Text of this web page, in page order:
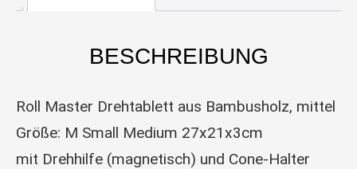
BESCHREIBUNG
Roll Master Drehtablett aus Bambusholz, mittel
Größe: M Small Medium 27x21x3cm
mit Drehhilfe (magnetisch) und Cone-Halter